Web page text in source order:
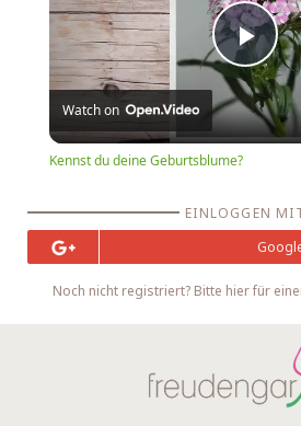
Watch on
Kennst du deine Geburtsblume?
EINLOGGEN
Noch nicht registriert? Bitte hier für